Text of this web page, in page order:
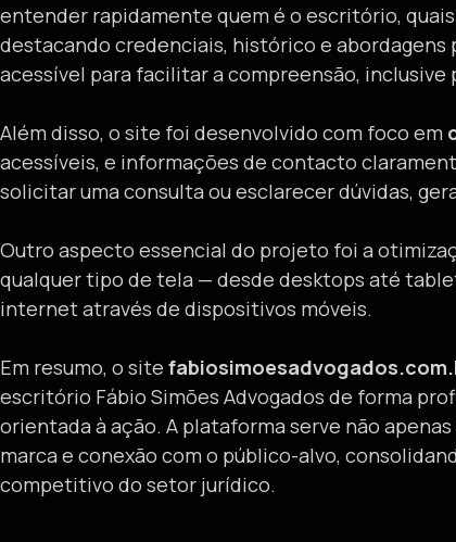
entender rapidamente quem é o escritório,
destacando credenciais, histórico e abordagens
acessível para facilitar a compreensão,
Além disso, o site foi desenvolvido com foco em
acessíveis, e informações de contacto
solicitar uma consulta ou esclarecer dúvidas,
Outro aspecto essencial do projeto foi a
qualquer tipo de tela — desde desktops até
internet através de dispositivos móveis.
Em resumo, o site
escritório Fábio Simões Advogados de forma
orientada à ação. A plataforma serve não
marca e conexão com o público-alvo,
competitivo do setor jurídico.